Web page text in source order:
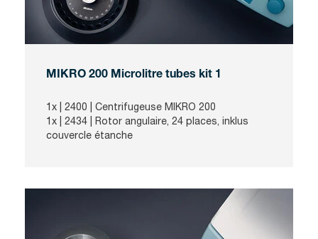
MIKRO 200 Microlitre tubes kit 1
1x | 2400 | Centrifugeuse MIKRO 200
1x | 2434
| Rotor angulaire, 24 places, inklus
couvercle étanche